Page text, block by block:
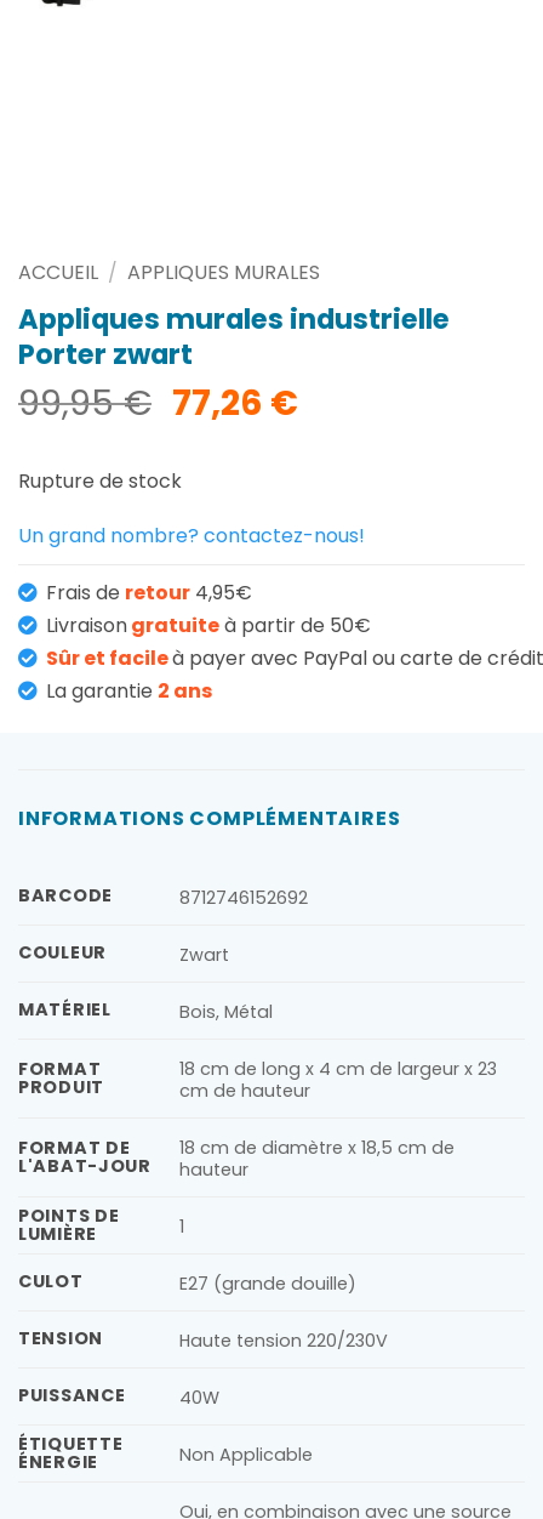
ACCUEIL / APPLIQUES MURALES
Appliques murales industrielle
Porter zwart
99,95€ Le
prix
initial
était :
99,95 €.
77,26 €Le
77,26 €.
Rupture de stock
Un grand nombre? contactez-nous!
Frais de retour 4,95€
Livraisongratuiteà partir de 50€
Sûr et facileà payer avec PayPal ou carte de crédit
La garantie 2 ans
INFORMATIONS COMPLÉMENTAIRES
BARCODE 8712746152692
COULEUR Zwart
MATÉRIEL Bois, Métal
FORMAT
PRODUIT
18 cm de long x 4 cm de largeur x 23
cm de hauteur
FORMAT DE
L'ABAT-JOUR
18 cm de diamètre x 18,5 cm de
hauteur
POINTS DE
LUMIÈRE 1
CULOT E27 (grande douille)
TENSION Haute tension 220/230V
PUISSANCE
40W
ÉTIQUETTE
ÉNERGIE Non Applicable
Oui, en combinaison avec une source